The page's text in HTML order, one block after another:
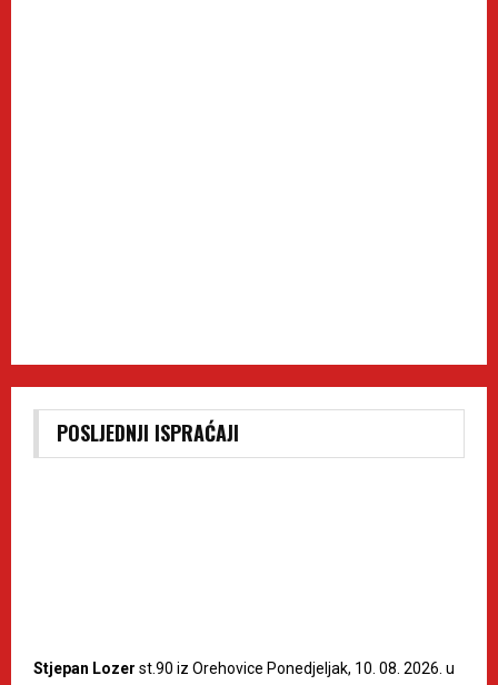
POSLJEDNJI ISPRAĆAJI
Stjepan Lozer st.90 iz Orehovice Ponedjeljak, 10. 08. 2026. u